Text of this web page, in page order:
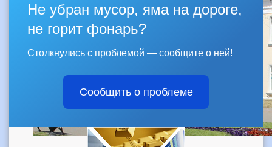
Не убран мусор, яма на дороге,
не горит фонарь?
Столкнулись с проблемой — сообщите о ней!
Сообщить о проблеме